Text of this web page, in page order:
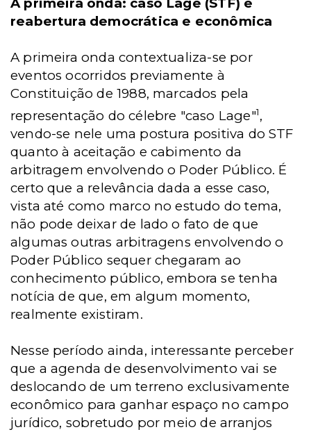
reabertura democrática e econômica
A primeira onda contextualiza-se por
eventos ocorridos previamente à
Constituição de 1988, marcados pela
representação do célebre "caso Lage"1,
vendo-se nele uma postura positiva do STF
quanto à aceitação e cabimento da
arbitragem envolvendo o Poder Público. É
certo que a relevância dada a esse caso,
vista até como marco no estudo do tema,
não pode deixar de lado o fato de que
algumas outras arbitragens envolvendo o
Poder Público sequer chegaram ao
conhecimento público, embora se tenha
notícia de que, em algum momento,
realmente existiram.
Nesse período ainda, interessante perceber
que a agenda de desenvolvimento vai se
deslocando de um terreno exclusivamente
econômico para ganhar espaço no campo
jurídico, sobretudo por meio de arranjos